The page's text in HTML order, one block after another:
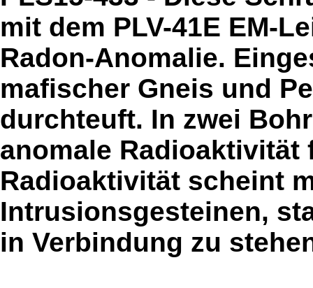
mit dem PLV-41E EM-
Radon-Anomalie.
mafischer Gneis und
durchteuft. In zwei
anomale Radioaktivität
Radioaktivität scheint
Intrusionsgesteinen,
in Verbindung zu